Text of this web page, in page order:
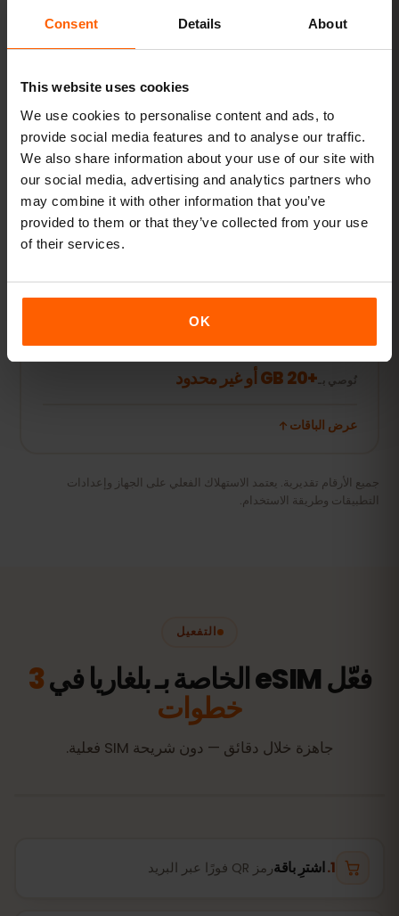
Consent Details About
This website uses cookies
We use cookies to personalise content and ads, to
provide social media features and to analyse our traffic.
We also share information about your use of our site with
our social media, advertising and analytics partners who
may combine it with other information that you’ve
provided to them or that they’ve collected from your use
of their services.
OK
عرض الباقات
استخدام يومي
إضافة إلى مواقع التواصل وبث الموسيقى ومشاركة الصور.
نُوصي بـ5–10 GB شهريًا
عرض الباقات
البث ونقطة الاتصال
الفيديو ومكالمات الفيديو ومشاركة الإنترنت مع اللابتوب أو
الجهاز اللوحي.
نُوصي بـ+20 GB أو غير محدود
عرض الباقات
جميع الأرقام تقديرية. يعتمد الاستهلاك الفعلي على الجهاز وإعدادات
التطبيقات وطريقة الاستخدام.
التفعيل
فعّل eSIM الخاصة بـ بلغاريا في 3
خطوات
جاهزة خلال دقائق — دون شريحة SIM فعلية.
اشترِ باقةرمز QR فورًا عبر البريد